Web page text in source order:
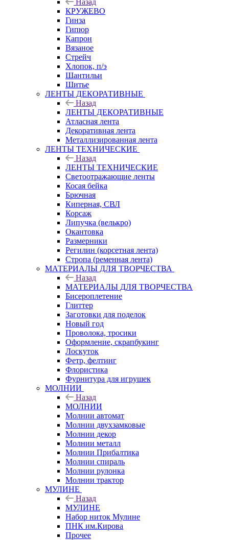
Назад
КРУЖЕВО
Гинза
Гипюр
Капрон
Вязаное
Стрейч
Хлопок, п/э
Шантильи
Шитье
ЛЕНТЫ ДЕКОРАТИВНЫЕ
Назад
ЛЕНТЫ ДЕКОРАТИВНЫЕ
Атласная лента
Декоративная лента
Металлизированная лента
ЛЕНТЫ ТЕХНИЧЕСКИЕ
Назад
ЛЕНТЫ ТЕХНИЧЕСКИЕ
Светоотражающие ленты
Косая бейка
Брючная
Киперная, СВЛ
Корсаж
Липучка (велькро)
Окантовка
Размерники
Регилин (корсетная лента)
Стропа (ременная лента)
МАТЕРИАЛЫ ДЛЯ ТВОРЧЕСТВА
Назад
МАТЕРИАЛЫ ДЛЯ ТВОРЧЕСТВА
Бисероплетение
Глиттер
Заготовки для поделок
Новый год
Проволока, тросики
Оформление, скрапбукинг
Лоскуток
Фетр, фелтинг
Флористика
Фурнитура для игрушек
МОЛНИИ
Назад
МОЛНИИ
Молнии автомат
Молнии двухзамковые
Молнии декор
Молнии металл
Молнии Прибалтика
Молнии спираль
Молнии рулонка
Молнии трактор
МУЛИНЕ
Назад
МУЛИНЕ
Набор ниток Мулине
ПНК им.Кирова
Прочее